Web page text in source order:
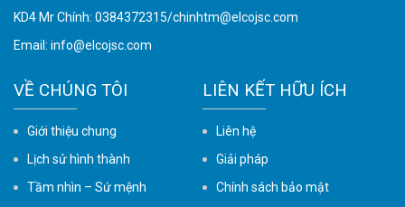
KD4 Mr Chính: 0384372315/chinhtm@elcojsc.com
Email: info@elcojsc.com
VỀ CHÚNG TÔI
Giới thiệu chung
Lịch sử hình thành
Tầm nhìn – Sứ mệnh
LIÊN KẾT HỮU ÍCH
Liên hệ
Giải pháp
Chính sách bảo mật